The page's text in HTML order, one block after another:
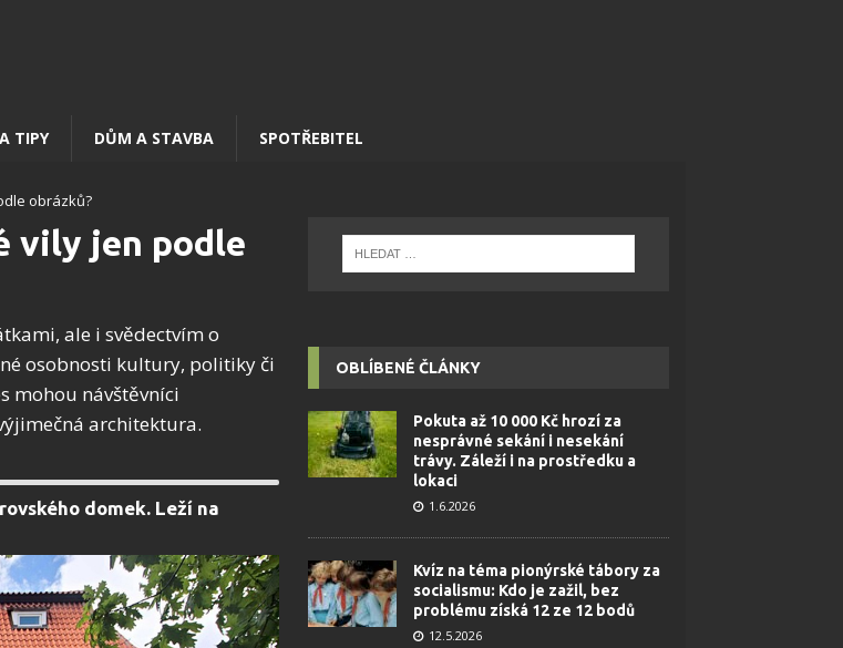
TIPY DŮM A STAVBA SPOTŘEBITEL
obrázků?
vily jen podle
ale i svědectvím o
osobnosti kultury, politiky či
mohou návštěvníci
architektura.
domek. Leží na
OBLÍBENÉ ČLÁNKY
Pokuta až 10 000 Kč hrozí za
nesprávné sekání i nesekání
trávy. Záleží i na prostředku a
lokaci
1.6.2026
Kvíz na téma pionýrské tábory za
socialismu: Kdo je zažil, bez
problému získá 12 ze 12 bodů
12.5.2026